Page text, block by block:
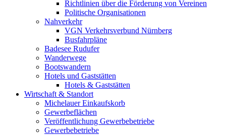
Richtlinien über die Förderung von Vereinen
Politische Organisationen
Nahverkehr
VGN Verkehrsverbund Nürnberg
Busfahrpläne
Badesee Rudufer
Wanderwege
Bootswandern
Hotels und Gaststätten
Hotels & Gaststätten
Wirtschaft & Standort
Michelauer Einkaufskorb
Gewerbeflächen
Veröffentlichung Gewerbebetriebe
Gewerbebetriebe